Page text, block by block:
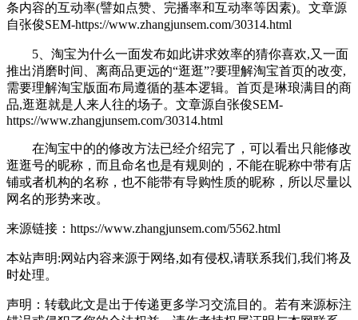
条内容的互动率(譬如点赞、完播率和互动率等因素)。 文章源
自张俊SEM-https://www.zhangjunsem.com/30314.html
5、淘宝为什么一面发布如此讲求效率的猜你喜欢,又一面
推出消磨时间、离商品更远的“逛逛”?要理解淘宝首页的改变,
需要理解淘宝版面布局遵循的基本逻辑。首页是琳琅满目的商
品,逛逛就是人来人往的场子。 文章源自张俊SEM-
https://www.zhangjunsem.com/30314.html
在淘宝中的的修改方法已经介绍完了，可以看出只能修改
逛逛号的昵称，而且命名也是有规则的，不能在昵称中带有店
铺或者机构的名称，也不能带有导购性质的昵称，所以尽量以
网名的形势来改。
来源链接：https://www.zhangjunsem.com/5562.html
本站声明:网站内容来源于网络,如有侵权,请联系我们,我们将及
时处理。
声明：转载此文是出于传递更多学习交流目的。若有来源标注